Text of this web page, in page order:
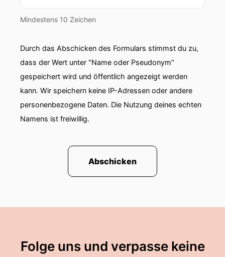
Mindestens 10 Zeichen
Durch das Abschicken des Formulars stimmst du zu,
dass der Wert unter "Name oder Pseudonym"
gespeichert wird und öffentlich angezeigt werden
kann. Wir speichern keine IP-Adressen oder andere
personenbezogene Daten. Die Nutzung deines echten
Namens ist freiwillig.
Abschicken
Folge uns und verpasse keine